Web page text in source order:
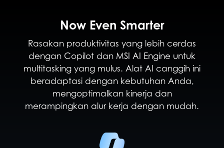
Now Even Smarter
Rasakan produktivitas yang lebih cerdas
dengan Copilot dan MSI AI Engine untuk
multitasking yang mulus. Alat AI canggih ini
beradaptasi dengan kebutuhan Anda,
mengoptimalkan kinerja dan
merampingkan alur kerja dengan mudah.